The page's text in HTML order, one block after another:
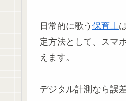
日常的に歌う 保育士
定方法として、スマ
えます。
デジタル計測なら誤